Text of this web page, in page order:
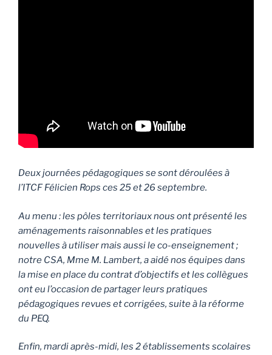
Deux journées pédagogiques se sont déroulées à
l’ITCF Félicien Rops ces 25 et 26 septembre.
Au menu : les pôles territoriaux nous ont présenté les
aménagements raisonnables et les pratiques
nouvelles à utiliser mais aussi le co-enseignement ;
notre CSA, Mme M. Lambert, a aidé nos équipes dans
la mise en place du contrat d’objectifs et les collègues
ont eu l’occasion de partager leurs pratiques
pédagogiques revues et corrigées, suite à la réforme
du PEQ.
Enfin, mardi après-midi, les 2 établissements scolaires